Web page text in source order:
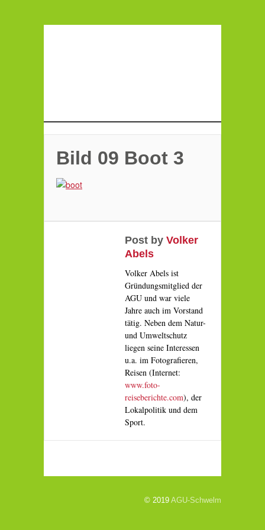
Bild 09 Boot 3
Post by Volker
Abels
Volker Abels ist
Gründungsmitglied der
AGU und war viele
Jahre auch im Vorstand
tätig. Neben dem Natur-
und Umweltschutz
liegen seine Interessen
u.a. im Fotografieren,
Reisen (Internet:
www.foto-
reiseberichte.com), der
Lokalpolitik und dem
Sport.
© 2019 AGU-Schwelm